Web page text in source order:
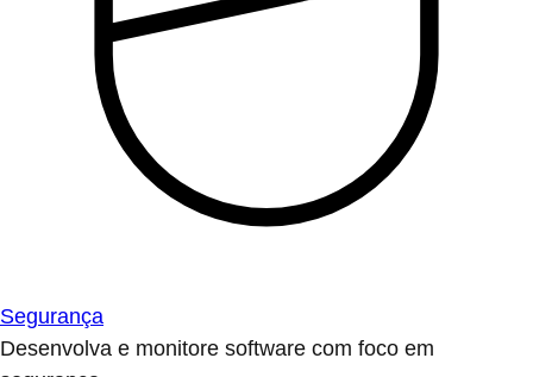
Segurança
Desenvolva e monitore software com foco em